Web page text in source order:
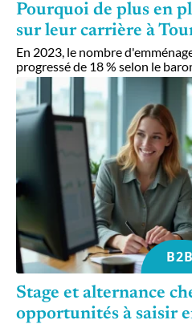
Pourquoi de plus en
sur leur carrière à
En 2023, le nombre
progressé de 18 % selon le
B2B
Stage et alternance
opportunités à saisir